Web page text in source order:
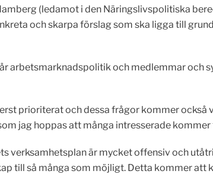
(ledamot i den Näringslivspolitiska
och skarpa förslag som ska ligga till
arbetsmarknadspolitik och medlemmar och
prioriterat och dessa frågor kommer också
jag hoppas att många intresserade
verksamhetsplan är mycket offensiv och
till så många som möjligt. Detta kommer att